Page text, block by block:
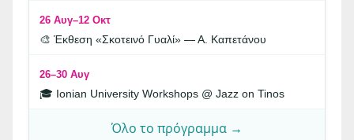
26 Αυγ–12 Οκτ
🎨 Έκθεση «Σκοτεινό Γυαλί» — Α. Καπετάνου
26–30 Αυγ
🎓 Ionian University Workshops @ Jazz on Tinos
Όλο το πρόγραμμα →